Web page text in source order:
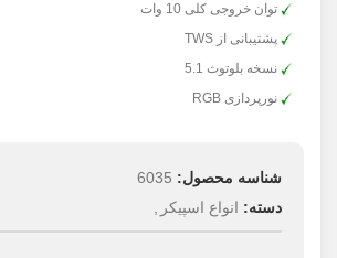
توان خروجی کلی 10 وات
پشتیبانی از TWS
نسخه بلوتوث 5.1
نورپردازی RGB
شناسه محصول: 6035
دسته: انواع اسپیکر